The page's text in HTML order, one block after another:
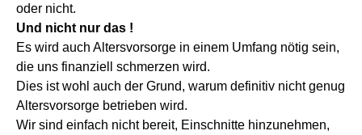
oder nicht.
Und nicht nur das !
Es wird auch Altersvorsorge in einem Umfang nötig sein,
die uns finanziell schmerzen wird.
Dies ist wohl auch der Grund, warum definitiv nicht genug
Altersvorsorge betrieben wird.
Wir sind einfach nicht bereit, Einschnitte hinzunehmen,